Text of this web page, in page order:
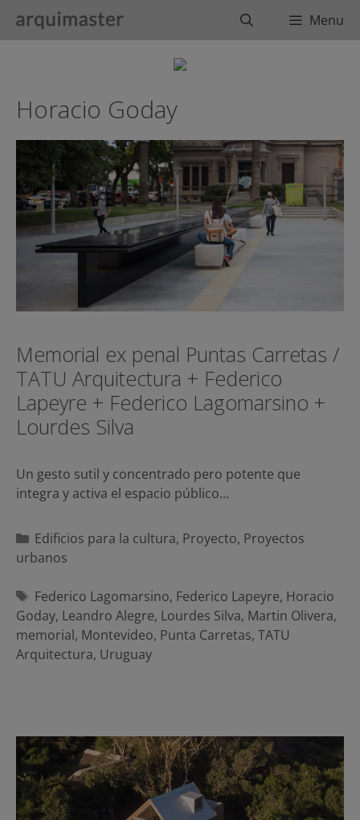
BuscarMenu
Horacio Goday
Memorial ex penal Puntas Carretas /
TATU Arquitectura + Federico
Lapeyre + Federico Lagomarsino +
Lourdes Silva
Un gesto sutil y concentrado pero potente que
integra y activa el espacio público…
Categorías
Edificios para la cultura, Proyecto, Proyectos
urbanos
Etiquetas
Federico Lagomarsino, Federico Lapeyre, Horacio
Goday, Leandro Alegre, Lourdes Silva, Martin Olivera,
memorial, Montevideo, Punta Carretas, TATU
Arquitectura, Uruguay